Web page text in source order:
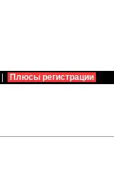
Плюсы регистрации